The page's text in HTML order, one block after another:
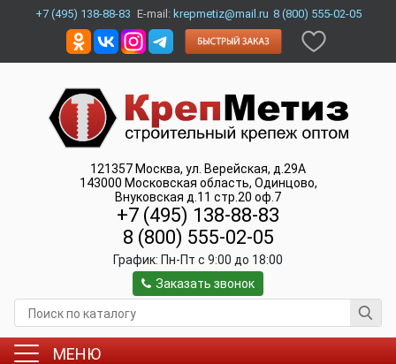
+7 (495) 138-88-83 E-mail: krepmetiz@mail.ru 8 (800) 555-02-05
121357 Москва, ул. Верейская, д.29А
143000 Московская область, Одинцово,
Внуковская д.11 стр.20 оф.7
+7 (495) 138-88-83
8 (800) 555-02-05
График: Пн-Пт c 9:00 до 18:00
Заказать звонок
МЕНЮ